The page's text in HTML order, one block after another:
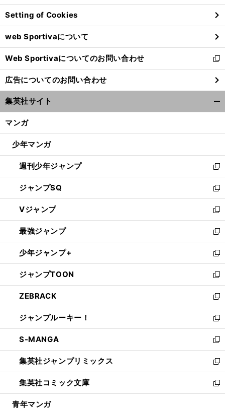
ン
ド
ウ
で
開
く
Setting of Cookies
web Sportivaについて
Web Sportivaについてのお問い合わせ
新
し
い
ウ
ィ
ン
ウ
開
く
広告についてのお問い合わせ
集英社サイト
マンガ
少年マンガ
週刊少年ジャンプ
新
し
い
ウ
ィ
ン
ド
ウ
で
開
く
ジャンプSQ
新
し
い
ウ
ィ
ン
ド
ウ
で
開
く
Vジャンプ
新
し
い
ウ
ィ
ン
ド
ウ
で
開
く
最強ジャンプ
新
し
い
ウ
ィ
ン
ド
ウ
で
開
く
少年ジャンプ+
新
し
い
ウ
ィ
ン
ド
ウ
で
開
く
ジャンプTOON
新
し
い
ウ
ィ
ン
ド
ウ
で
開
く
ZEBRACK
新
し
い
ウ
ィ
ン
ド
ウ
で
開
ジャンプルーキー！
新
し
い
ウ
ィ
ン
ド
ウ
S-MANGA
新
し
い
ウ
ィ
ン
集英社ジャンプリミックス
新
し
い
ウ
集英社コミック文庫
新
し
青年マンガ